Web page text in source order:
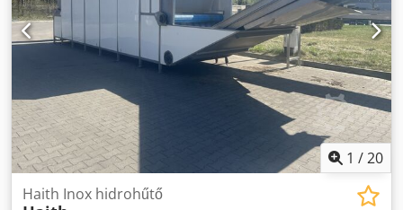
1 /20
Haith Inox hidrohűtő